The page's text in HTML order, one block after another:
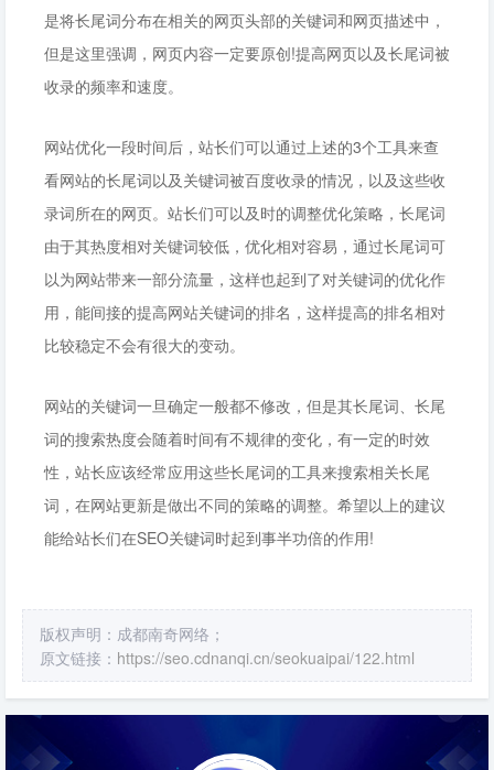
是将长尾词分布在相关的网页头部的关键词和网页描述中，
但是这里强调，网页内容一定要原创!提高网页以及长尾词被
收录的频率和速度。
网站优化一段时间后，站长们可以通过上述的3个工具来查
看网站的长尾词以及关键词被百度收录的情况，以及这些收
录词所在的网页。站长们可以及时的调整优化策略，长尾词
由于其热度相对关键词较低，优化相对容易，通过长尾词可
以为网站带来一部分流量，这样也起到了对关键词的优化作
用，能间接的提高网站关键词的排名，这样提高的排名相对
比较稳定不会有很大的变动。
网站的关键词一旦确定一般都不修改，但是其长尾词、长尾
词的搜索热度会随着时间有不规律的变化，有一定的时效
性，站长应该经常应用这些长尾词的工具来搜索相关长尾
词，在网站更新是做出不同的策略的调整。希望以上的建议
能给站长们在SEO关键词时起到事半功倍的作用!
版权声明：成都南奇网络；
原文链接： https://seo.cdnanqi.cn/seokuaipai/122.html